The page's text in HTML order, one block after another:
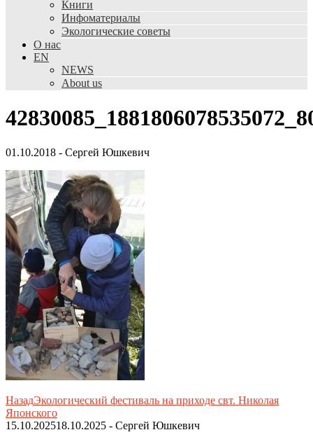
Книги
Инфоматериалы
Экологические советы
О нас
EN
NEWS
About us
01.10.2018 - Сергей Юшкевич
НазадЭкологический фестиваль на приходе свт. Николая
Японского
15.10.202518.10.2025 - Сергей Юшкевич